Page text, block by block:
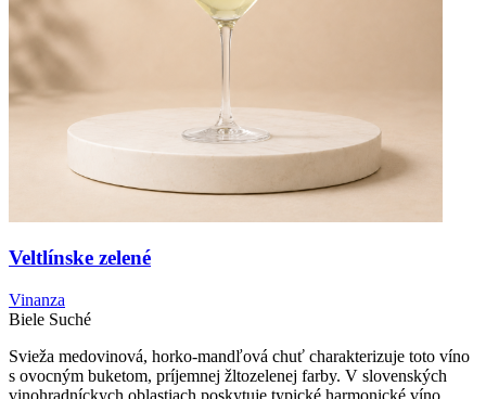
Veltlínske zelené
Vinanza
Biele Suché
Svieža medovinová, horko-mandľová chuť charakterizuje toto víno
s ovocným buketom, príjemnej žltozelenej farby. V slovenských